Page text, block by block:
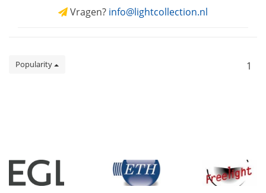
Vragen? info@lightcollection.nl
Popularity 1